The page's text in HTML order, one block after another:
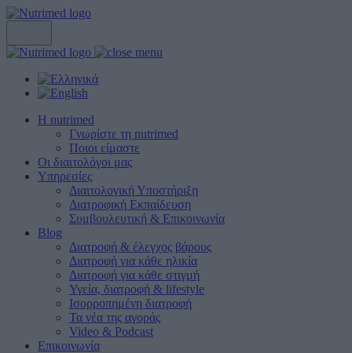
Η nutrimed
Γνωρίστε τη nutrimed
Ποιοι είμαστε
Οι διαιτολόγοι μας
Υπηρεσίες
Διαιτολογική Υποστήριξη
Διατροφική Εκπαίδευση
Συμβουλευτική & Επικοινωνία
Blog
Διατροφή & έλεγχος βάρους
Διατροφή για κάθε ηλικία
Διατροφή για κάθε στιγμή
Υγεία, διατροφή & lifestyle
Ισορροπημένη διατροφή
Τα νέα της αγοράς
Video & Podcast
Επικοινωνία